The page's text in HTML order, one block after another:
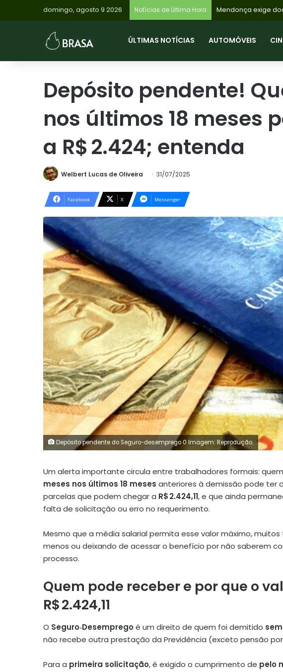
domingo, agosto 9 2026 Notícias de Última Hora
ÚLTIMAS NOTÍCIAS AUTOMÓVEIS
Depósito pendente!
nos últimos 18 meses
a R$ 2.424; entenda
Welbert Lucas de Oliveira 31/07/2025
Facebook X Messenger
Depósito pendente do Seguro-desemprego 0 Imagem: Reprodução.
Um alerta importante circula entre trabalhadores formais:
meses nos últimos 18 meses anteriores à demissão pode ter
parcelas que podem chegar a R$ 2.424,11, e que ainda
falta de solicitação ou erro no requerimento.
Mesmo que a média salarial permita esse valor máximo,
menos ou deixando de acessar o benefício por não saberem
processo.
Quem pode receber e por que o
R$ 2.424,11
O Seguro‑Desemprego é um direito de quem foi demitido
não recebe outra prestação da Previdência (exceto pensão
Para a primeira solicitação, é exigido o cumprimento de pelo